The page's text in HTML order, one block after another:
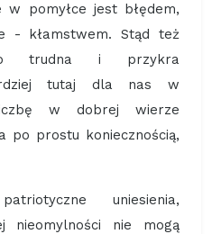
w pomyłce jest błędem,
- kłamstwem. Stąd też
trudna i przykra
tutaj dla nas w
w dobrej wierze
po prostu koniecznością,
uniesienia,
nieomylności nie mogą